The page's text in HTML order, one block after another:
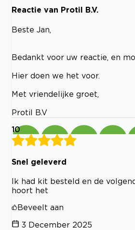
Reactie van Protil B.V.
Beste Jan,
Bedankt voor uw reactie, en
Hier doen we het voor.
Met vriendelijke groet,
Protil B.V
10
Snel geleverd
Ik had kit besteld en de
hoort het
Beveelt aan
3 December 2025